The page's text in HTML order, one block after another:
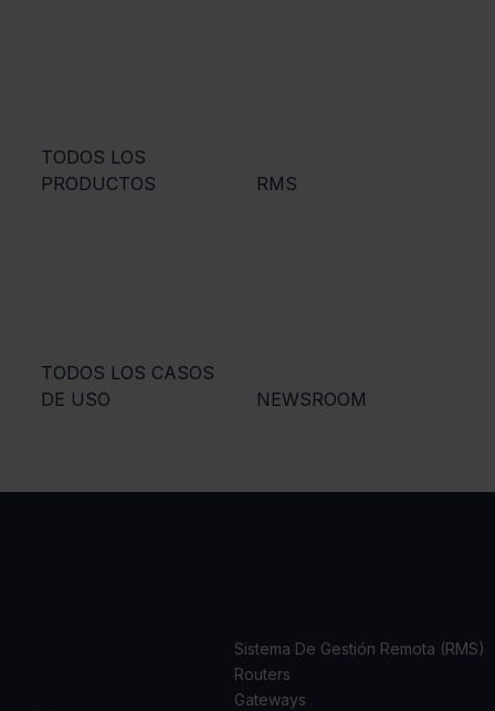
TODOS LOS
PRODUCTOS
RMS
TODOS LOS CASOS
DE USO
NEWSROOM
Sistema De Gestión Remota (RMS)
Routers
Gateways